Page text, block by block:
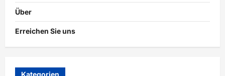
Über
Erreichen Sie uns